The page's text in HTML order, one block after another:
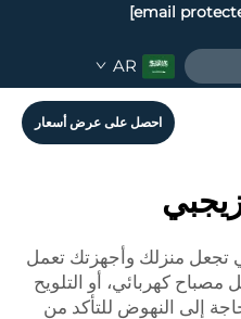
AR
احصل على عرض أسعار
تجعل منزلك وأجهزتك تعمل
كهربائي، أو التلويح
إلى النهوض للتأكد من